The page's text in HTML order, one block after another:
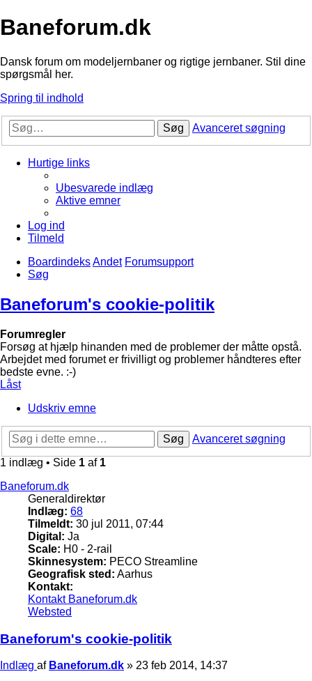
Baneforum.dk
Dansk forum om modeljernbaner og rigtige jernbaner. Stil dine
spørgsmål her.
Spring til indhold
Søg Avanceret søgning
Hurtige links
Ubesvarede indlæg
Aktive emner
Log ind
Tilmeld
BoardindeksAndet Forumsupport
Søg
Baneforum's cookie-politik
Forumregler
Forsøg at hjælp hinanden med de problemer der måtte opstå.
Arbejdet med forumet er frivilligt og problemer håndteres efter
bedste evne. :-)
Låst
Udskriv emne
Søg
Avanceret søgning
1 indlæg • Side 1 af 1
Baneforum.dk
Generaldirektør
Indlæg: 68
Tilmeldt: 30 jul 2011, 07:44
Digital: Ja
Scale: H0 - 2-rail
Skinnesystem: PECO Streamline
Geografisk sted: Aarhus
Kontakt:
Kontakt Baneforum.dk
Websted
Baneforum's cookie-politik
Indlæg af Baneforum.dk » 23 feb 2014, 14:37